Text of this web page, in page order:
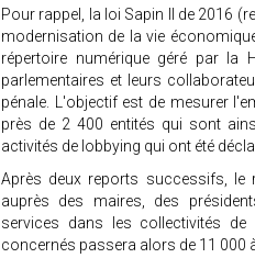
Pour rappel, la loi Sapin II de 2016
modernisation de la vie
répertoire numérique géré par la
parlementaires et leurs
pénale. L'objectif est de mesurer
près de 2 400 entités qui sont
activités de lobbying qui ont été
Après deux reports successifs, le
auprès des maires, des
services dans les collectivités
concernés passera alors de 11 000